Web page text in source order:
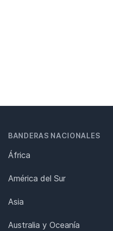
BANDERAS NACIONALES
África
América del Sur
Asia
Australia y Oceanía